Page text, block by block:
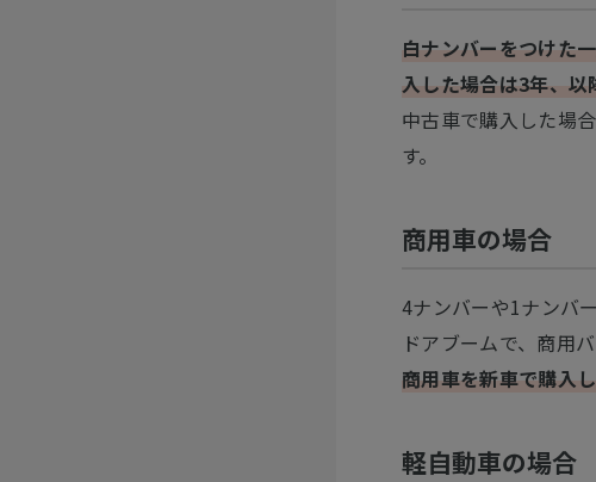
白ナンバーをつけた
入した場合は3年、以
中古車で購入した場
す。
商用車の場合
4ナンバーや1ナンバ
ドアブームで、商用
商用車を新車で購入
軽自動車の場合